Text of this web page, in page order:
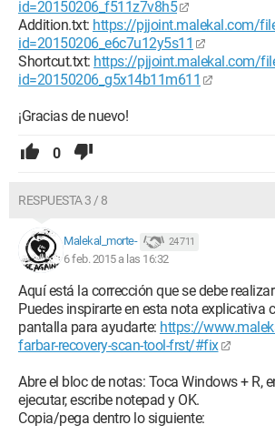
id=20150206_f511z7v8h5
Addition.txt: https://pjjoint.malekal.com/
id=20150206_e6c7u12y5s11
Shortcut.txt: https://pjjoint.malekal.com/
id=20150206_g5x14b11m611
¡Gracias de nuevo!
0
RESPUESTA 3 / 8
Malekal_morte- 24 711
6 feb. 2015 a las 16:32
Aquí está la corrección que se debe
Puedes inspirarte en esta nota explicativa
pantalla para ayudarte: https://
farbar-recovery-scan-tool-frst/#fix
Abre el bloc de notas: Toca Windows + R,
ejecutar, escribe notepad y OK.
Copia/pega dentro lo siguiente: